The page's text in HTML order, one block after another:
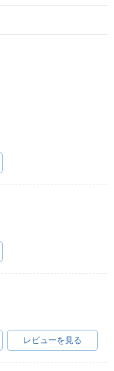
レビューを見る